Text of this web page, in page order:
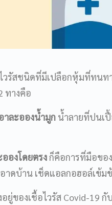
วรัสชนิดที่มีเปลือกหุ้มที่ทนท
ทางคือ
าละอองน้ำมูกน้ำลายที่ปนเปื้
องโดยตรงก็คือการที่มือของ
ดบ้าน เช็ดแอลกอฮอล์เข้ม
อยู่ของเชื้อไวรัส Covid-